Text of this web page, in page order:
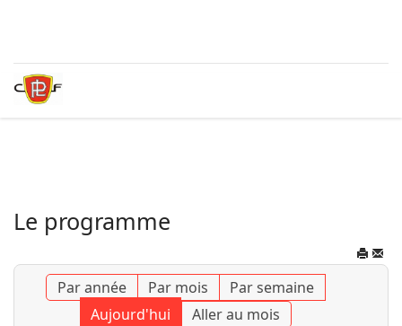
Le programme
Par année Par mois
Par semaine
Aujourd'hui
Aller au mois